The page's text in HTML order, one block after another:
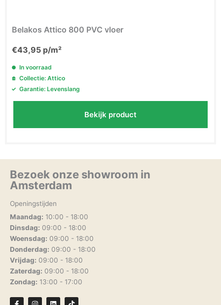
Belakos Attico 800 PVC vloer
€43,95 p/m²
In voorraad
Collectie: Attico
Garantie: Levenslang
Bekijk product
Bezoek onze showroom in
Amsterdam
Openingstijden
Maandag: 10:00 - 18:00
Dinsdag: 09:00 - 18:00
Woensdag: 09:00 - 18:00
Donderdag: 09:00 - 18:00
Vrijdag: 09:00 - 18:00
Zaterdag: 09:00 - 18:00
Zondag: 13:00 - 17:00
F
I
L
T